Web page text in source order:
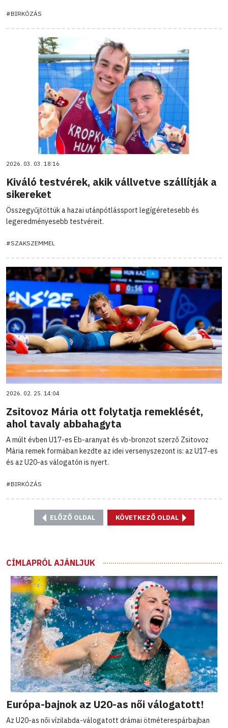
#BIRKÓZÁS
2026. 03. 03. 18:16
Kiváló testvérek, akik vállvetve szállítják a
sikereket
Összegyűjtöttük a hazai utánpótlássport legígéretesebb és
legeredményesebb testvéreit.
#SZAKSZEMMEL
2026. 02. 25. 14:04
Zsitovoz Mária ott folytatja remeklését,
ahol tavaly abbahagyta
A múlt évben U17-es Eb-aranyat és vb-bronzot szerző Zsitovoz
Mária remek formában kezdte az idei versenyszezont is: az U17-es
és az U20-as válogatón is nyert.
#BIRKÓZÁS
ELŐZŐ OLDAL KÖVETKEZŐ OLDAL
CÍMLAPRÓL AJÁNLJUK
Európa-bajnok az U20-as női válogatott!
Az U20-as női vízilabda-válogatott drámai ötméterespárbajban